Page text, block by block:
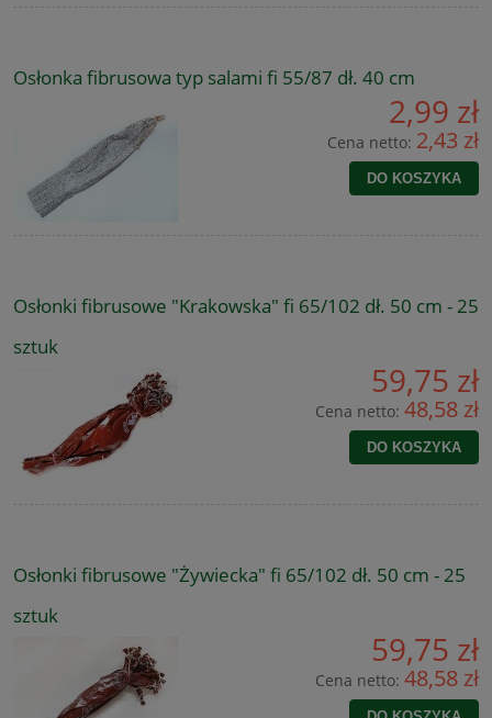
Osłonka fibrusowa typ salami fi 55/87 dł. 40 cm
2,99 zł
Cena netto: 2,43 zł
DO KOSZYKA
Osłonki fibrusowe "Krakowska" fi 65/102 dł. 50 cm - 25
sztuk
59,75 zł
Cena netto: 48,58 zł
DO KOSZYKA
Osłonki fibrusowe "Żywiecka" fi 65/102 dł. 50 cm - 25
sztuk
59,75 zł
Cena netto: 48,58 zł